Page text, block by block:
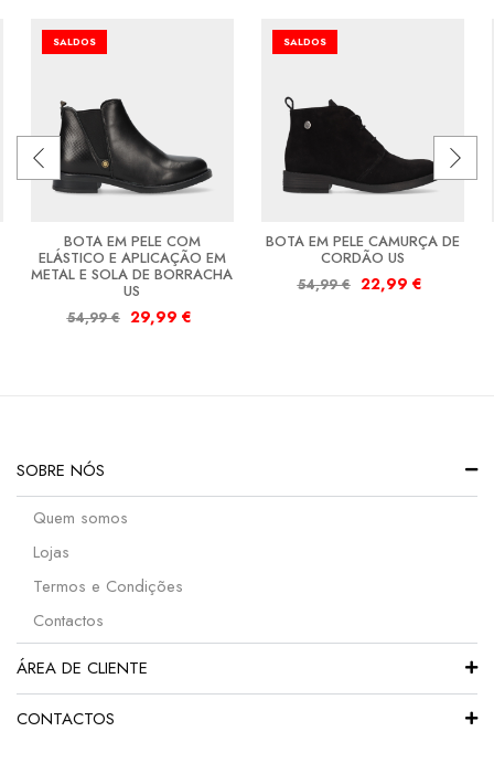
SALDOS
BOTA EM PELE COM
ELÁSTICO E APLICAÇÃO EM
METAL E SOLA DE BORRACHA
US
54,99€ 29,99 €
SALDOS
BOTA EM PELE CAMURÇA DE
CORDÃO US
54,99€ 22,99 €
SOBRE NÓS
Quem somos
Lojas
Termos e Condições
Contactos
ÁREA DE CLIENTE
CONTACTOS